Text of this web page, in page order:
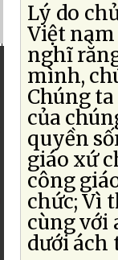
Lý do
Việt nam
nghĩ
mình,
Chúng
của
quyền
giáo xứ
công
chức; Vì
cùng với
dưới ách